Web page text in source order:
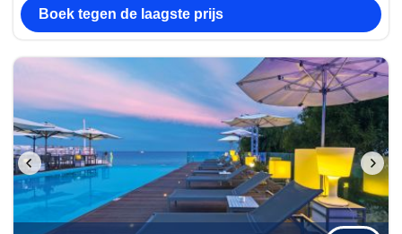
Boek tegen de laagste prijs